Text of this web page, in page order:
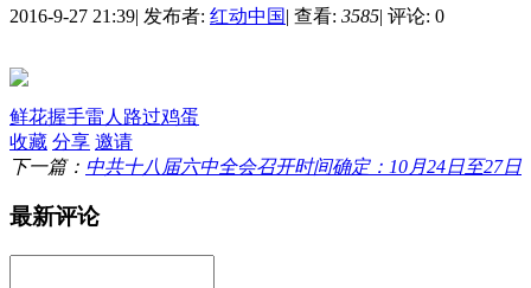
2016-9-27 21:39| 发布者: 红动中国| 查看: 3585| 评论: 0
鲜花握手雷人 路过鸡蛋
收藏 分享 邀请
下一篇： 中共十八届六中全会召开时间确定：10月24日至27日
最新评论